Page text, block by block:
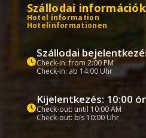
Szállodai információk
Hotel information
Hotelinformationen
Szállodai
Check-in: from 2:00 PM
Check-in: ab 14:00 Uhr
Kijelentkezés: 10:00
Check-out: until 10:00 AM
Check-out: bis 10:00 Uhr